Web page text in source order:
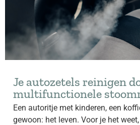
Je autozetels reinigen
multifunctionele
Een autoritje met kinderen, een
gewoon: het leven. Voor je het